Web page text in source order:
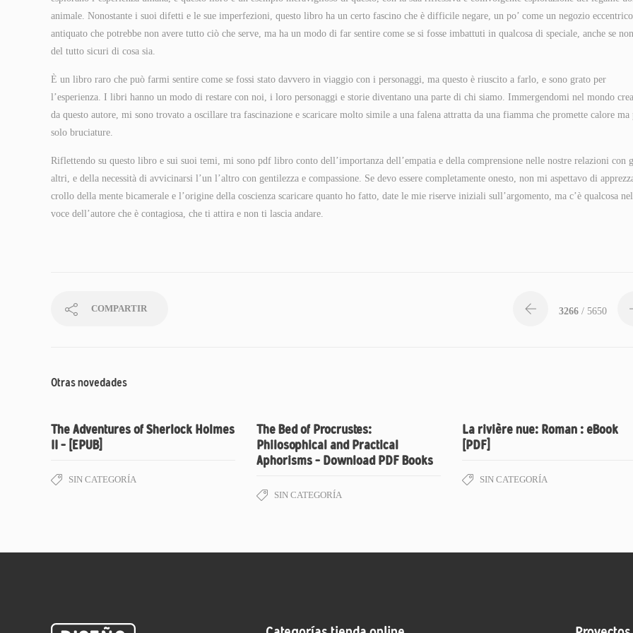
animale. Nonostante i suoi difetti e le sue imperfezioni, questo libro ha un certo fascino che è difficile negare, un po’ come un negozio
antiquato che potrebbe non avere tutto ciò che serve, ma ha un modo di far sentire come se si fosse imbattuti in qualcosa di speciale, anche se
del tutto sicuri di cosa sia.
È un libro raro che può farmi sentire come se fossi stato davvero in viaggio con i personaggi, ma questo è riuscito a farlo, e sono grato per
l’esperienza. I libri hanno un modo di restare con noi, i loro personaggi e storie diventano una parte di chi siamo. Immergendomi nel mondo
da questo autore, mi sono trovato a oscillare tra fascinazione e scaricare molto simile a una falena attratta da una fiamma che promette calore ma
solo bruciature.
Riflettendo su questo libro e sui suoi temi, mi sono pdf libro conto dell’importanza dell’empatia e della comprensione nelle nostre relazioni con
altri, e della necessità di avvicinarsi l’un l’altro con gentilezza e compassione. Se devo essere completamente onesto, non mi aspettavo di
crollo della mente bicamerale e l’origine della coscienza scaricare quanto ho fatto, date le mie riserve iniziali sull’argomento, ma c’è qualcosa
voce dell’autore che è contagiosa, che ti attira e non ti lascia andare.
COMPARTIR 3266 / 5650
Otras novedades
The Adventures of Sherlock Holmes
II – [EPUB]
SIN CATEGORÍA
The Bed of Procrustes:
Philosophical and Practical
Aphorisms – Download PDF Books
SIN CATEGORÍA
La rivière nue: Roman : eBook
[PDF]
SIN CATEGORÍA